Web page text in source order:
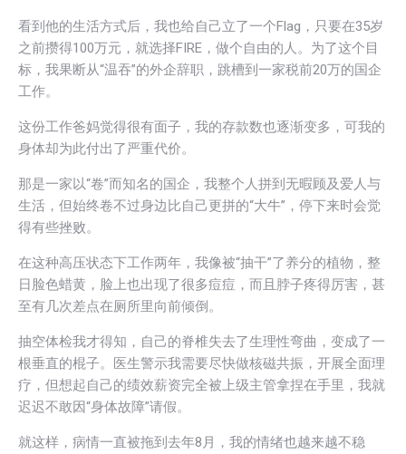
看到他的生活方式后，我也给自己立了一个Flag，只要在35岁
之前攒得100万元，就选择FIRE，做个自由的人。为了这个目
标，我果断从“温吞”的外企辞职，跳槽到一家税前20万的国企
工作。
这份工作爸妈觉得很有面子，我的存款数也逐渐变多，可我的
身体却为此付出了严重代价。
那是一家以“卷”而知名的国企，我整个人拼到无暇顾及爱人与
生活，但始终卷不过身边比自己更拼的“大牛”，停下来时会觉
得有些挫败。
在这种高压状态下工作两年，我像被“抽干”了养分的植物，整
日脸色蜡黄，脸上也出现了很多痘痘，而且脖子疼得厉害，甚
至有几次差点在厕所里向前倾倒。
抽空体检我才得知，自己的脊椎失去了生理性弯曲，变成了一
根垂直的棍子。医生警示我需要尽快做核磁共振，开展全面理
疗，但想起自己的绩效薪资完全被上级主管拿捏在手里，我就
迟迟不敢因“身体故障”请假。
就这样，病情一直被拖到去年8月，我的情绪也越来越不稳